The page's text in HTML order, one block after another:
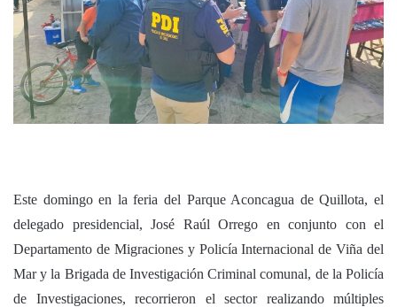
Este domingo en la feria del Parque Aconcagua de Quillota, el
delegado presidencial, José Raúl Orrego en conjunto con el
Departamento de Migraciones y Policía Internacional de Viña del
Mar y la Brigada de Investigación Criminal comunal, de la Policía
de Investigaciones, recorrieron el sector realizando múltiples